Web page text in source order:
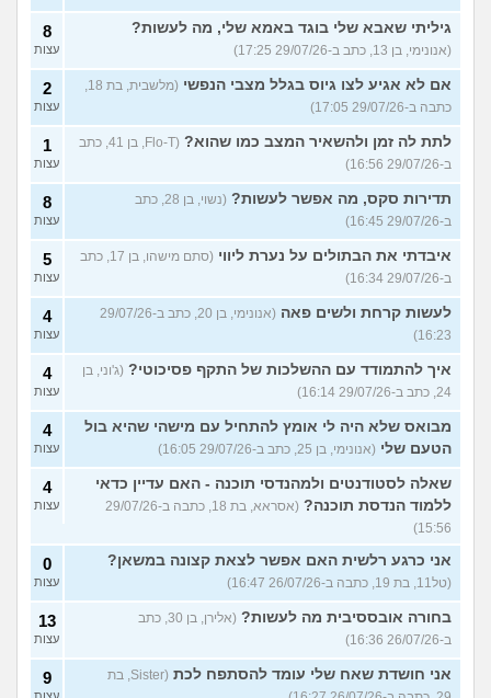
גיליתי שאבא שלי בוגד באמא שלי, מה לעשות?
(אנונימי, בן 13, כתב ב-29/07/26 17:25)
8
עצות
אם לא אגיע לצו גיוס בגלל מצבי הנפשי
(מלשבית, בת 18,
כתבה ב-29/07/26 17:05)
2
עצות
לתת לה זמן ולהשאיר המצב כמו שהוא?
(Flo-T, בן 41, כתב
ב-29/07/26 16:56)
1
עצות
תדירות סקס, מה אפשר לעשות?
(נשוי, בן 28, כתב
ב-29/07/26 16:45)
8
עצות
איבדתי את הבתולים על נערת ליווי
(סתם מישהו, בן 17, כתב
ב-29/07/26 16:34)
5
עצות
לעשות קרחת ולשים פאה
(אנונימי, בן 20, כתב ב-29/07/26
16:23)
4
עצות
איך להתמודד עם ההשלכות של התקף פסיכוטי? (ג'וני, בן
24, כתב ב-29/07/26 16:14)
4
עצות
מבואס שלא היה לי אומץ להתחיל עם מישהי שהיא בול
הטעם שלי (אנונימי, בן 25, כתב ב-29/07/26 16:05)
4
עצות
שאלה לסטודנטים ולמהנדסי תוכנה - האם עדיין כדאי
ללמוד הנדסת תוכנה?
(אסראא, בת 18, כתבה ב-29/07/26
15:56)
4
עצות
אני כרגע רלשית האם אפשר לצאת קצונה במשאן?
(טל11, בת 19, כתבה ב-26/07/26 16:47)
0
עצות
בחורה אובססיבית מה לעשות?
(אלירן, בן 30, כתב
ב-26/07/26 16:36)
13
עצות
אני חושדת שאח שלי עומד להסתפח לכת
(Sister, בת
9